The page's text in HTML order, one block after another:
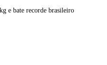
e bate recorde brasileiro